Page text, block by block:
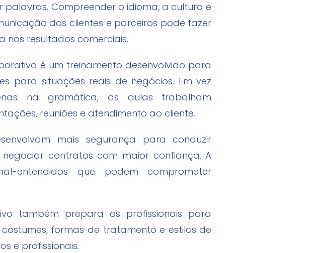
palavras. Compreender o idioma, a cultura e
dos clientes e parceiros pode fazer
nos resultados comerciais.
é um treinamento desenvolvido para
para situações reais de negócios. Em vez
na gramática, as aulas trabalham
reuniões e atendimento ao cliente.
mais segurança para conduzir
contratos com maior confiança. A
entendidos que podem comprometer
também prepara os profissionais para
formas de tratamento e estilos de
e profissionais.